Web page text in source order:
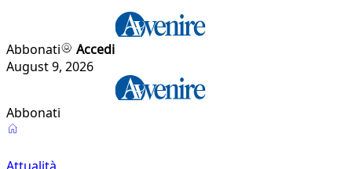
Abbonati
Accedi
August 9, 2026
Abbonati